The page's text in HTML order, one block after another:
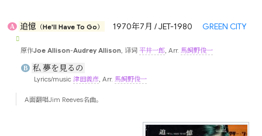
A 追憶 （He'll Have To Go） 1970年7月 / JET-1980 GREEN CITY
原作Joe Allison-Audrey Allison , 译词平井一郎 , Arr. 馬飼野俊一
B 私 夢を見るの
Lyrics/music 津田義彦, Arr. 馬飼野俊一
A面翻唱Jim Reeves名曲。